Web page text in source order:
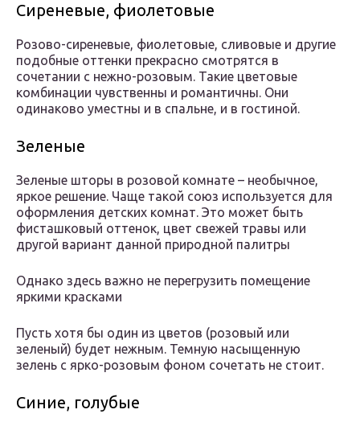
Сиреневые, фиолетовые
Розово-сиреневые, фиолетовые, сливовые и другие
подобные оттенки прекрасно смотрятся в
сочетании с нежно-розовым. Такие цветовые
комбинации чувственны и романтичны. Они
одинаково уместны и в спальне, и в гостиной.
Зеленые
Зеленые шторы в розовой комнате – необычное,
яркое решение. Чаще такой союз используется для
оформления детских комнат. Это может быть
фисташковый оттенок, цвет свежей травы или
другой вариант данной природной палитры
Однако здесь важно не перегрузить помещение
яркими красками
Пусть хотя бы один из цветов (розовый или
зеленый) будет нежным. Темную насыщенную
зелень с ярко-розовым фоном сочетать не стоит.
Синие, голубые